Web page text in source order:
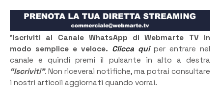
”Iscriviti al Canale WhatsApp di Webmarte TV in
modo semplice e veloce. Clicca quiper entrare nel
canale e quindi premi il pulsante in alto a destra
“Iscriviti”. Non riceverai notifiche, ma potrai consultare
i nostri articoli aggiornati quando vorrai.